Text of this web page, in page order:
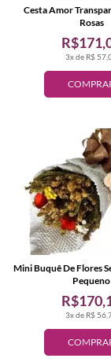
3x de R$
Cesta Amor
Rosas
3x de R$
Mini Buquê De Flores
Pequeno